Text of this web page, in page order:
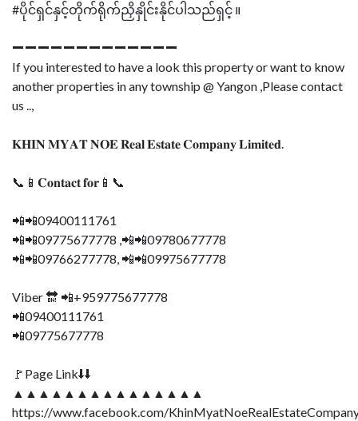
#ပိုင်ရှင်နှင့်တိုက်ရိုက်ညှိနှိုင်းနိုင်ပါသည်ရှင့် ။
➖➖➖➖➖➖➖➖➖➖➖➖➖
If you interested to have a look this property or want to know
another properties in any township @ Yangon ,Please contact
us ..,
𝐊𝐇𝐈𝐍 𝐌𝐘𝐀𝐓 𝐍𝐎𝐄 𝐑𝐞𝐚𝐥 𝐄𝐬𝐭𝐚𝐭𝐞 𝐂𝐨𝐦𝐩𝐚𝐧𝐲 𝐋𝐢𝐦𝐢𝐭𝐞𝐝.
📞📱𝐂𝐨𝐧𝐭𝐚𝐜𝐭 𝐟𝐨𝐫📱📞
📲📲09400111761
📲📲09775677778 ,📲📲09780677778
📲📲09766277778, 📲📲09975677778
Viber 🔛 📲+959775677778
📲09400111761
📲09775677778
🚩Page Link⬇⬇
▲▲▲▲▲▲▲▲▲▲▲▲▲▲▲
https://www.facebook.com/